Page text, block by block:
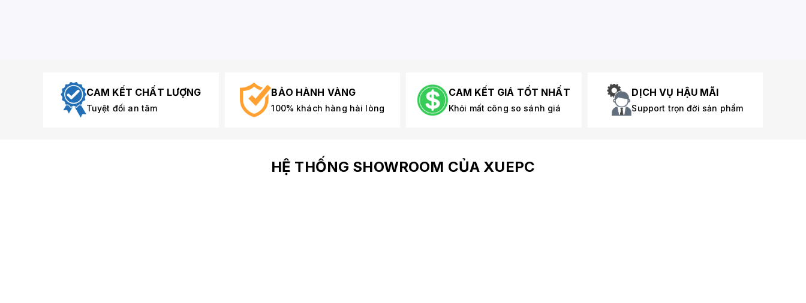
CAM KẾT CHẤT LƯỢNG
Tuyệt đối an tâm
BẢO HÀNH VÀNG
100% khách hàng hài lòng
CAM KẾT GIÁ TỐT NHẤT
Khỏi mất công so sánh giá
DỊCH VỤ HẬU MÃI
Support trọn đời sản phẩm
HỆ THỐNG SHOWROOM CỦA XUEPC